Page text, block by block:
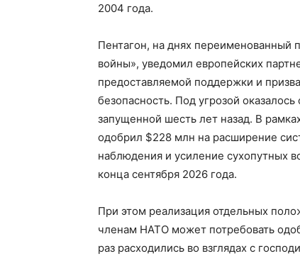
2004 года.
Пентагон, на днях
войны», уведомил европейских
предоставляемой поддержки и
безопасность. Под угрозой
запущенной шесть лет назад. В
одобрил $228 млн на расширение
наблюдения и усиление сухопутных
конца сентября 2026 года.
При этом реализация отдельных
членам НАТО может потребовать
раз расходились во взглядах с